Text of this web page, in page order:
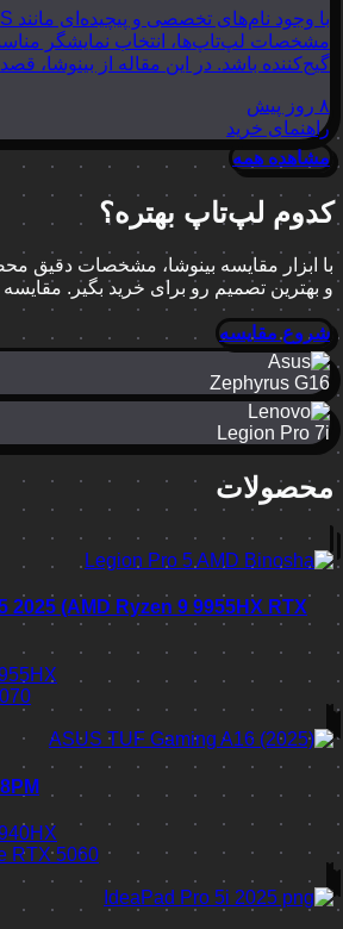
مشخصات لپ‌تاپ‌ها، انتخاب نمایشگر
گیج‌کننده باشد. در این مقاله از بینوشا،
۸ روز پیش
راهنمای خرید
مشاهده همه
کدوم لپ‌تاپ بهتره؟
با ابزار مقایسه بینوشا، مشخصات دقیق
و بهترین تصمیم رو برای خرید بگیر.
شروع مقایسه
Zephyrus G16
Legion Pro 7i
محصولات
2025 (AMD Ryzen 9 9955HX RTX
RTX 5060